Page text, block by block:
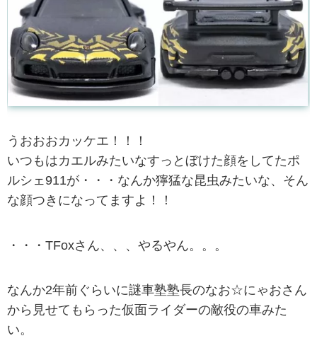
うおおおカッケエ！！！
いつもはカエルみたいなすっとぼけた顔をしてたポ
ルシェ911が・・・なんか獰猛な昆虫みたいな、そん
な顔つきになってますよ！！
・・・TFoxさん、、、やるやん。。。
なんか2年前ぐらいに謎車塾塾長のなお☆にゃおさん
から見せてもらった仮面ライダーの敵役の車みた
い。